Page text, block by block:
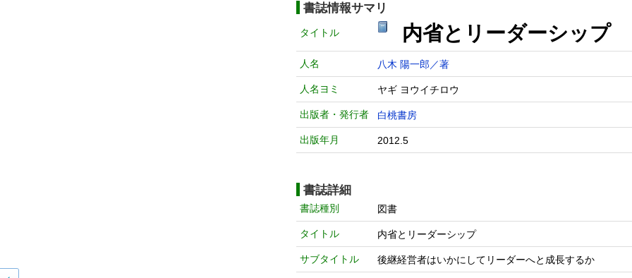
書誌情報サマリ
タイトル 内省とリーダーシップ
人名 八木 陽一郎／著
人名ヨミ ヤギ ヨウイチロウ
出版者・発行者 白桃書房
出版年月 2012.5
書誌詳細
書誌種別 図書
タイトル 内省とリーダーシップ
サブタイトル 後継経営者はいかにしてリーダーへと成長するか